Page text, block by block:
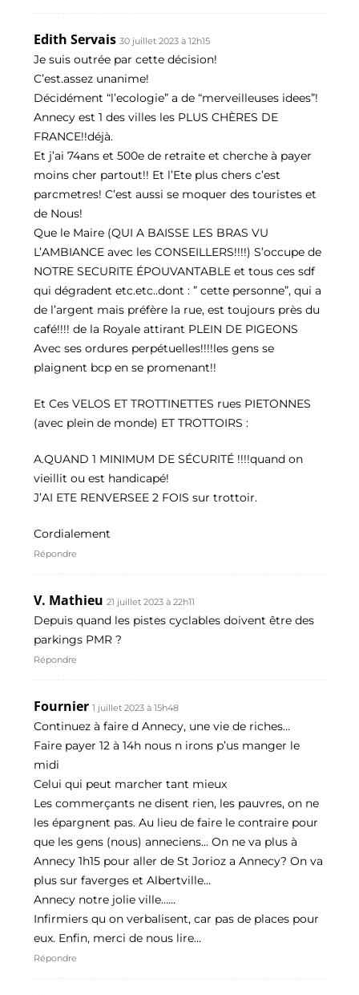
Edith Servais 30 juillet 2023 à 12h15
Je suis outrée par cette décision!
C’est.assez unanime!
Décidément “l’ecologie” a de “merveilleuses idees”!
Annecy est 1 des villes les PLUS CHÈRES DE
FRANCE!!déjà.
Et j’ai 74ans et 500e de retraite et cherche à payer
moins cher partout!! Et l’Ete plus chers c’est
parcmetres! C’est aussi se moquer des touristes et
de Nous!
Que le Maire (QUI A BAISSE LES BRAS VU
L’AMBIANCE avec les CONSEILLERS!!!!) S’occupe de
NOTRE SECURITE ÉPOUVANTABLE et tous ces sdf
qui dégradent etc.etc..dont : ” cette personne”, qui a
de l’argent mais préfère la rue, est toujours près du
café!!!! de la Royale attirant PLEIN DE PIGEONS
Avec ses ordures perpétuelles!!!!les gens se
plaignent bcp en se promenant!!
Et Ces VELOS ET TROTTINETTES rues PIETONNES
(avec plein de monde) ET TROTTOIRS :
A.QUAND 1 MINIMUM DE SÉCURITÉ !!!!quand on
vieillit ou est handicapé!
J’AI ETE RENVERSEE 2 FOIS sur trottoir.
Cordialement
Répondre
V. Mathieu 21 juillet 2023 à 22h11
Depuis quand les pistes cyclables doivent être des
parkings PMR ?
Répondre
Fournier 1 juillet 2023 à 15h48
Continuez à faire d Annecy, une vie de riches…
Faire payer 12 à 14h nous n irons p’us manger le
midi
Celui qui peut marcher tant mieux
Les commerçants ne disent rien, les pauvres, on ne
les épargnent pas. Au lieu de faire le contraire pour
que les gens (nous) anneciens… On ne va plus à
Annecy 1h15 pour aller de St Jorioz a Annecy? On va
plus sur faverges et Albertville…
Annecy notre jolie ville……
Infirmiers qu on verbalisent, car pas de places pour
eux. Enfin, merci de nous lire…
Répondre